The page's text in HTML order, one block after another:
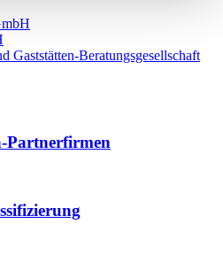
Gaststätten-Beratungsgesellschaft
Partnerfirmen